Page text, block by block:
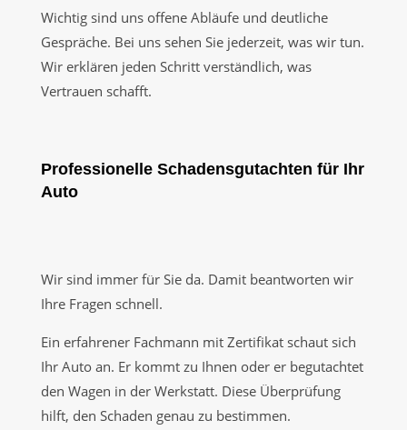
Wichtig sind uns offene Abläufe und deutliche
Gespräche. Bei uns sehen Sie jederzeit, was wir tun.
Wir erklären jeden Schritt verständlich, was
Vertrauen schafft.
Professionelle Schadensgutachten für Ihr
Auto
Wir sind immer für Sie da. Damit beantworten wir
Ihre Fragen schnell.
Ein erfahrener Fachmann mit Zertifikat schaut sich
Ihr Auto an. Er kommt zu Ihnen oder er begutachtet
den Wagen in der Werkstatt. Diese Überprüfung
hilft, den Schaden genau zu bestimmen.